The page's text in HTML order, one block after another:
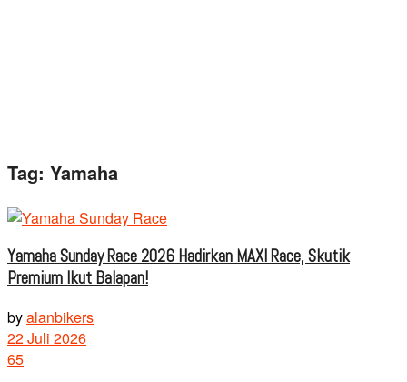
Tag: Yamaha
Yamaha Sunday Race 2026 Hadirkan MAXI Race, Skutik
Premium Ikut Balapan!
byalanbikers
22 Juli 2026
65